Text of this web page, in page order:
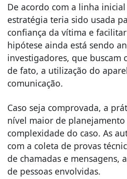
De acordo com a linha
estratégia teria sido usada
confiança da vítima e
hipótese ainda está sendo
investigadores, que buscam
de fato, a utilização do
comunicação.
Caso seja comprovada, a
nível maior de planejamento
complexidade do caso. As
com a coleta de provas
de chamadas e mensagens,
de pessoas envolvidas.